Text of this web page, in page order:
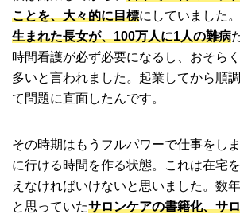
ことを、大々的に目標にしていました
生まれた長女が、100万人に1人の難病
時間看護が必ず必要になるし、おそら
多いと言われました。起業してから順
て問題に直面したんです。
その時期はもうフルパワーで仕事をし
に行ける時間を作る状態。これは在宅
えなければいけないと思いました。数
と思っていたサロンケアの書籍化、サ